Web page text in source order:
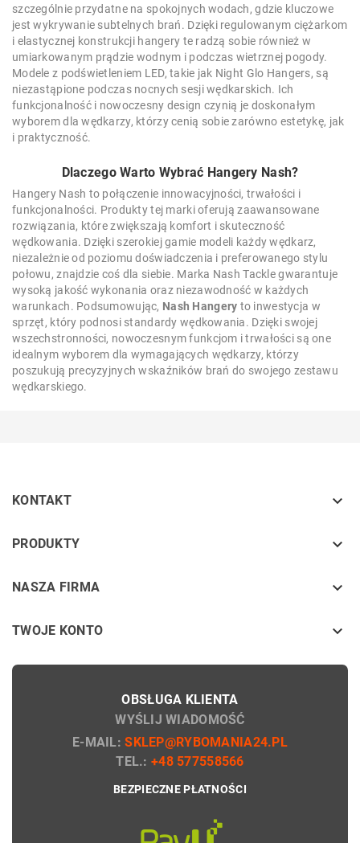
szczególnie przydatne na spokojnych wodach, gdzie kluczowe
jest wykrywanie subtelnych brań. Dzięki regulowanym ciężarkom
i elastycznej konstrukcji hangery te radzą sobie również w
umiarkowanym prądzie wodnym i podczas wietrznej pogody.
Modele z podświetleniem LED, takie jak Night Glo Hangers, są
niezastąpione podczas nocnych sesji wędkarskich. Ich
funkcjonalność i nowoczesny design czynią je doskonałym
wyborem dla wędkarzy, którzy cenią sobie zarówno estetykę, jak
i praktyczność.
Dlaczego Warto Wybrać Hangery Nash?
Hangery Nash to połączenie innowacyjności, trwałości i
funkcjonalności. Produkty tej marki oferują zaawansowane
rozwiązania, które zwiększają komfort i skuteczność
wędkowania. Dzięki szerokiej gamie modeli każdy wędkarz,
niezależnie od poziomu doświadczenia i preferowanego stylu
połowu, znajdzie coś dla siebie. Marka Nash Tackle gwarantuje
wysoką jakość wykonania oraz niezawodność w każdych
warunkach. Podsumowując, Nash Hangery to inwestycja w
sprzęt, który podnosi standardy wędkowania. Dzięki swojej
wszechstronności, nowoczesnym funkcjom i trwałości są one
idealnym wyborem dla wymagających wędkarzy, którzy
poszukują precyzyjnych wskaźników brań do swojego zestawu
wędkarskiego.
KONTAKT 
PRODUKTY keyboard_arrow_down
NASZA FIRMA keyboard_arrow_down
TWOJE KONTO 
OBSŁUGA KLIENTA
WYŚLIJ WIADOMOŚĆ
E-MAIL:SKLEP@RYBOMANIA24.PL
TEL.:+48 577558566
BEZPIECZNE PŁATNOŚCI